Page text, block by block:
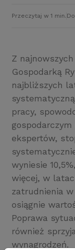
Przeczytaj w 1 min.
Z
Gospodarką
najbliższych
pracy,
ekspertów,
wyniesie
więcej, w
zatrudnienia
osiągnie
Poprawa
również
wynagrodzeń.